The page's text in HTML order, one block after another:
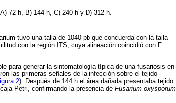
A) 72 h, B) 144 h, C) 240 h y D) 312 h.
tuvo una talla de 1040 pb que concuerda con la talla
con la región ITS, cuya alineación coincidió con F.
para generar la sintomatología típica de una fusariosis en
las primeras señales de la infección sobre el tejido
2). Después de 144 h el área dañada presentaba tejido
Petri, confirmando la presencia de Fusarium oxysporum